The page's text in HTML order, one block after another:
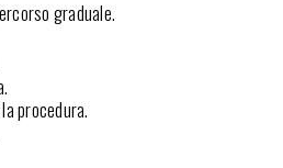
graduale.
procedura.